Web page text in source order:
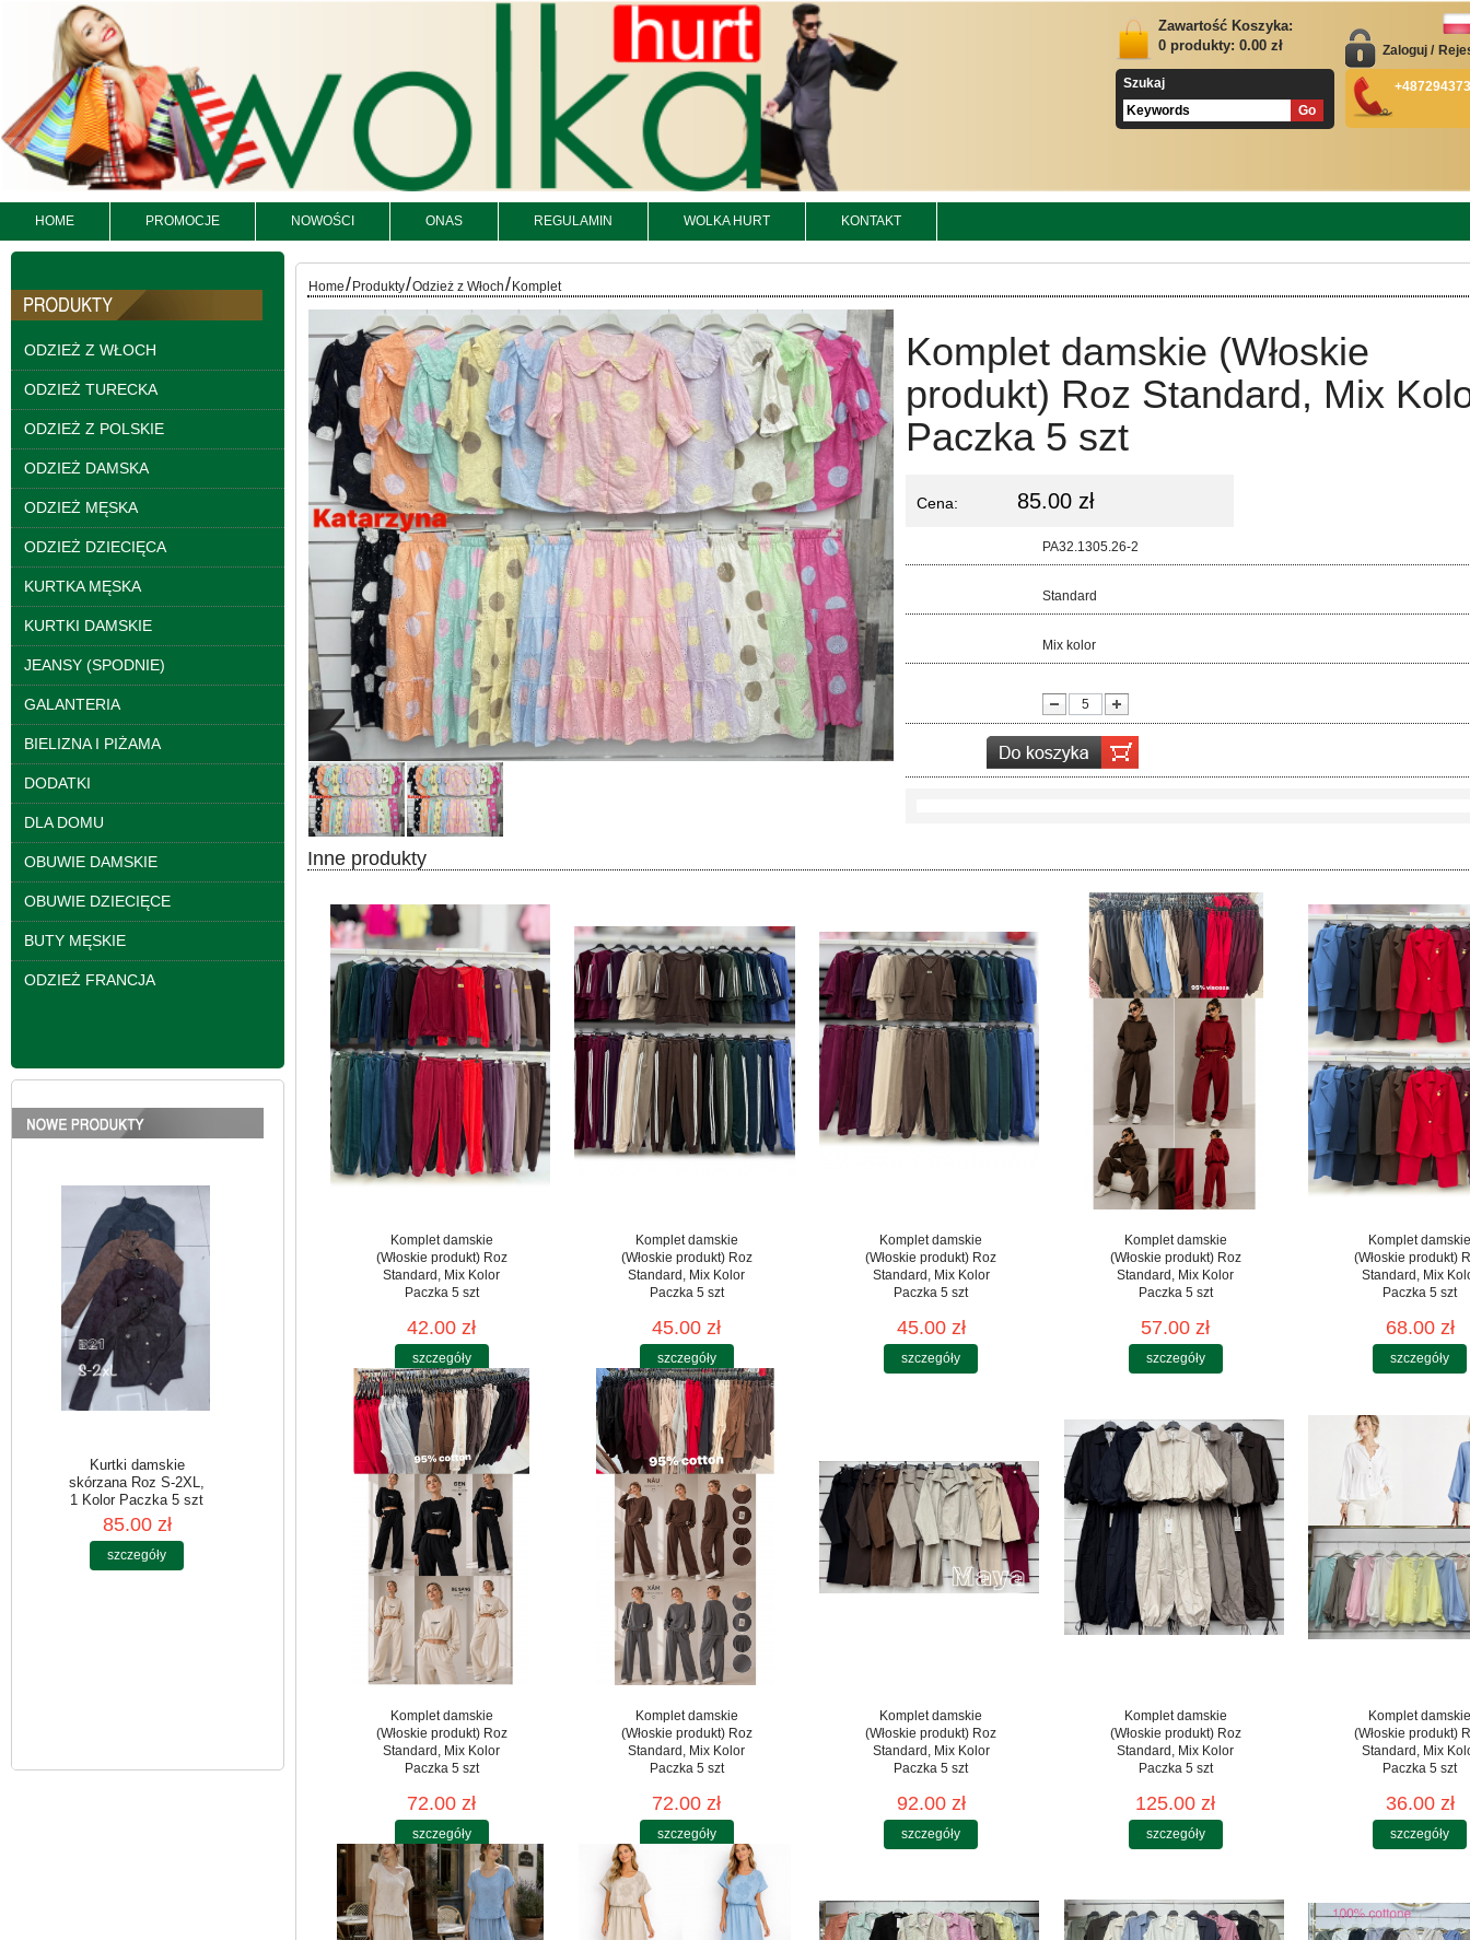
Zawartość Koszyka:
0 produkty: 0.00 zł
Szukaj
Zaloguj /
HOME PROMOCJE NOWOŚCI ONAS REGULAMIN WOLKA HURT KONTAKT
ODZIEŻ Z WŁOCH
ODZIEŻ TURECKA
ODZIEŻ Z POLSKIE
ODZIEŻ DAMSKA
ODZIEŻ MĘSKA
ODZIEŻ DZIECIĘCA
KURTKA MĘSKA
KURTKI DAMSKIE
JEANSY (SPODNIE)
GALANTERIA
BIELIZNA I PIŻAMA
DODATKI
DLA DOMU
OBUWIE DAMSKIE
OBUWIE DZIECIĘCE
BUTY MĘSKIE
ODZIEŻ FRANCJA
Kurtki damskie
skórzana Roz S-XL, 1
95.00 zł
szczegóły
Kurtki damskie
skórzana Roz S-XL, 1
Kolor Paczka 5 szt
95.00 zł
Kurtki damskie
skórzana Roz S-2XL,
szczegóły
Kurtki damskie
skórzana Roz S-2XL,
Home/ Produkty/Odzież z Włoch/ Komplet
Komplet damskie (Włoskie
produkt) Roz Standard, Mix
Paczka 5 szt
Cena: 85.00 zł
PA32.1305.26-2
Standard
Mix kolor
Inne produkty
Komplet damskie
(Włoskie produkt) Roz
Standard, Mix Kolor
Paczka 5 szt
42.00 zł
szczegóły
Komplet damskie
(Włoskie produkt) Roz
Standard, Mix Kolor
Paczka 5 szt
45.00 zł
szczegóły
Komplet damskie
(Włoskie produkt) Roz
Standard, Mix Kolor
Paczka 5 szt
45.00 zł
szczegóły
Komplet damskie
(Włoskie produkt) Roz
Standard, Mix Kolor
Paczka 5 szt
57.00 zł
szczegóły
Komplet
(Włoskie produkt)
Standard, Mix
Paczka 5 szt
68.00 zł
szczegóły
Komplet damskie
(Włoskie produkt) Roz
Standard, Mix Kolor
Paczka 5 szt
72.00 zł
szczegóły
Komplet damskie
(Włoskie produkt) Roz
Standard, Mix Kolor
Paczka 5 szt
72.00 zł
szczegóły
Komplet damskie
(Włoskie produkt) Roz
Standard, Mix Kolor
Paczka 5 szt
92.00 zł
szczegóły
Komplet damskie
(Włoskie produkt) Roz
Standard, Mix Kolor
Paczka 5 szt
125.00 zł
szczegóły
Komplet
(Włoskie produkt)
Standard, Mix
Paczka 5 szt
36.00 zł
szczegóły